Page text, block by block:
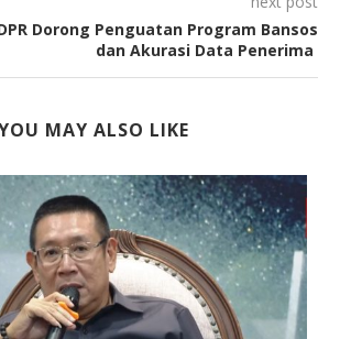
Dorong Penguatan Program Bansos
dan Akurasi Data Penerima
MAY ALSO LIKE